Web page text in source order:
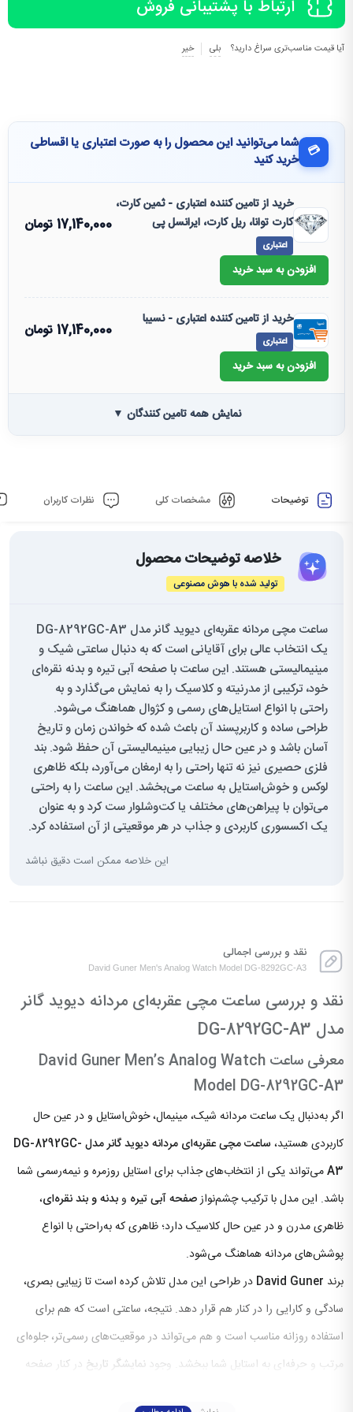
ارتباط با پشتیبانی فروش
آیا قیمت مناسب‌تری سراغ دارید؟ بلی خیر
💳 شما می‌توانید این محصول را به صورت اعتباری یا اقساطی
خرید کنید
خرید از تامین کننده اعتباری - ثمین کارت،
کارت توانا، ریل کارت، ایرانسل پی
اعتباری
17,140,000تومان
افزودن به سبد خرید
خرید از تامین کننده اعتباری - نسیبا
اعتباری
17,140,000تومان
افزودن به سبد خرید
نمایش همه تامین کنندگان ▼
توضیحات مشخصات کلی نظرات کاربران
خلاصه توضیحات محصول
تولید شده با هوش مصنوعی
ساعت مچی مردانه عقربه‌ای دیوید گانر مدل DG-8292GC-A3
یک انتخاب عالی برای آقایانی است که به دنبال ساعتی شیک و
مینیمالیستی هستند. این ساعت با صفحه آبی تیره و بدنه نقره‌ای
خود، ترکیبی از مدرنیته و کلاسیک را به نمایش می‌گذارد و به
راحتی با انواع استایل‌های رسمی و کژوال هماهنگ می‌شود.
طراحی ساده و کاربرپسند آن باعث شده که خواندن زمان و تاریخ
آسان باشد و در عین حال زیبایی مینیمالیستی آن حفظ شود. بند
فلزی حصیری نیز نه تنها راحتی را به ارمغان می‌آورد، بلکه ظاهری
لوکس و خوش‌استایل به ساعت می‌بخشد. این ساعت را به راحتی
می‌توان با پیراهن‌های مختلف یا کت‌وشلوار ست کرد و به عنوان
یک اکسسوری کاربردی و جذاب در هر موقعیتی از آن استفاده کرد.
این خلاصه ممکن است دقیق نباشد
نقد و بررسی اجمالی
David Guner Men's Analog Watch Model DG-8292GC-A3
نقد و بررسی ساعت مچی عقربه‌ای مردانه دیوید گانر
مدل DG-8292GC-A3
معرفی ساعت David Guner Men’s Analog Watch
Model DG-8292GC-A3
اگر به‌دنبال یک ساعت مردانه شیک، مینیمال، خوش‌استایل و در عین حال
کاربردی هستید،
ساعت مچی عقربه‌ای مردانه دیوید گانر مدل DG-8292GC-
A3می‌تواند یکی از انتخاب‌های جذاب برای استایل روزمره و نیمه‌رسمی شما
باشد. این مدل با ترکیب چشم‌نوازصفحه آبی تیره وبدنه و بند نقره‌ای،
ظاهری مدرن و در عین حال کلاسیک دارد؛ ظاهری که به‌راحتی با انواع
پوشش‌های مردانه هماهنگ می‌شود.
برند David Guner در طراحی این مدل تلاش کرده است تا زیبایی بصری،
سادگی و کارایی را در کنار هم قرار دهد. نتیجه، ساعتی است که هم برای
استفاده روزانه مناسب است و هم می‌تواند در موقعیت‌های رسمی‌تر، جلوه‌ای
مرتب و حرفه‌ای به استایل شما ببخشد. وجود نمایشگر تاریخ در کنار صفحه